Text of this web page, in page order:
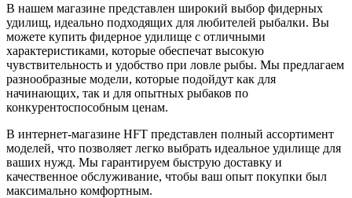
В нашем магазине представлен широкий выбор фидерных
удилищ, идеально подходящих для любителей рыбалки. Вы
можете купить фидерное удилище с отличными
характеристиками, которые обеспечат высокую
чувствительность и удобство при ловле рыбы. Мы предлагаем
разнообразные модели, которые подойдут как для
начинающих, так и для опытных рыбаков по
конкурентоспособным ценам.
В интернет-магазине HFT представлен полный ассортимент
моделей, что позволяет легко выбрать идеальное удилище для
ваших нужд. Мы гарантируем быструю доставку и
качественное обслуживание, чтобы ваш опыт покупки был
максимально комфортным.